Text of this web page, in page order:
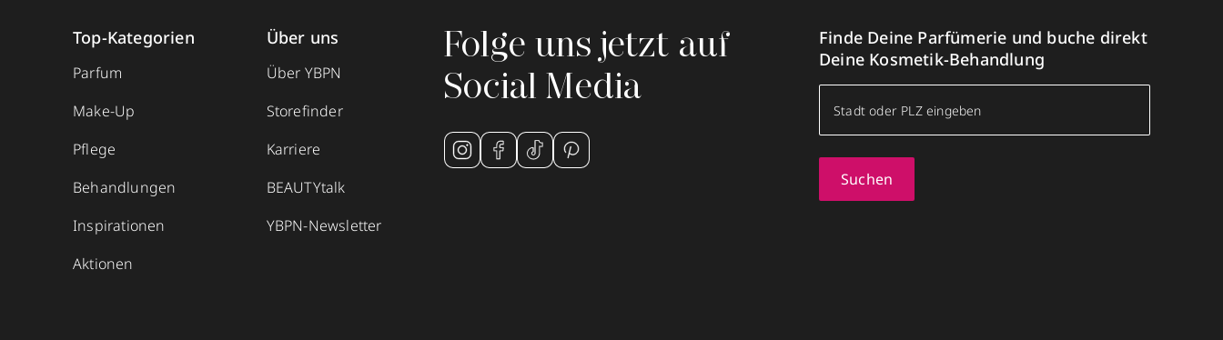
Top-Kategorien
Parfum
Make-Up
Pflege
Behandlungen
Inspirationen
Aktionen
Über uns
Über YBPN
Storefinder
Karriere
BEAUTYtalk
YBPN-Newsletter
Folge uns jetzt auf
Social Media
Finde Deine Parfümerie und buche direkt
Deine Kosmetik-Behandlung
Suchen